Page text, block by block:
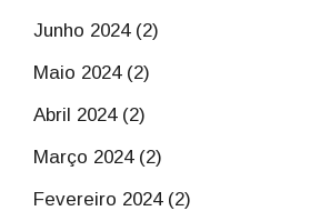
Junho 2024 (2)
Maio 2024 (2)
Abril 2024 (2)
Março 2024 (2)
Fevereiro 2024 (2)